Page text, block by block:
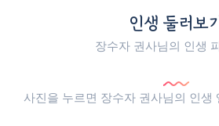
인생 둘러보
장수자 권사님의 인생
사진을 누르면 장수자 권사님의 인생